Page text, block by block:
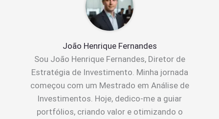
João Henrique Fernandes
Sou João Henrique Fernandes, Diretor de
Estratégia de Investimento. Minha jornada
começou com um Mestrado em Análise de
Investimentos. Hoje, dedico-me a guiar
portfólios, criando valor e otimizando o